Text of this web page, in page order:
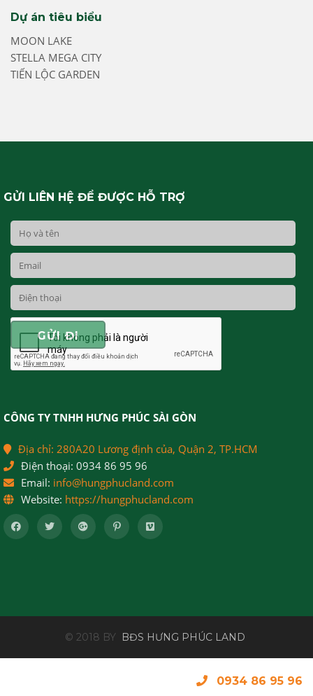
0934 86 95 96
Dự án tiêu biểu
MOON LAKE
STELLA MEGA CITY
TIẾN LỘC GARDEN
GỬI LIÊN HỆ ĐỂ ĐƯỢC HỖ TRỢ
CÔNG TY TNHH HƯNG PHÚC SÀI GÒN
Địa chỉ: 280A20 Lương định của, Quận 2, TP.HCM
Điện thoại: 0934 86 95 96
Email: info@hungphucland.com
Website: https://hungphucland.com
© 2018 BY BĐS HƯNG PHÚC LAND